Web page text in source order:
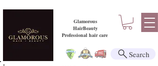
Glamorous
HairBeauty
Professional hair care
Search